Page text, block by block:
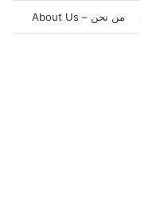
من نحن – About Us